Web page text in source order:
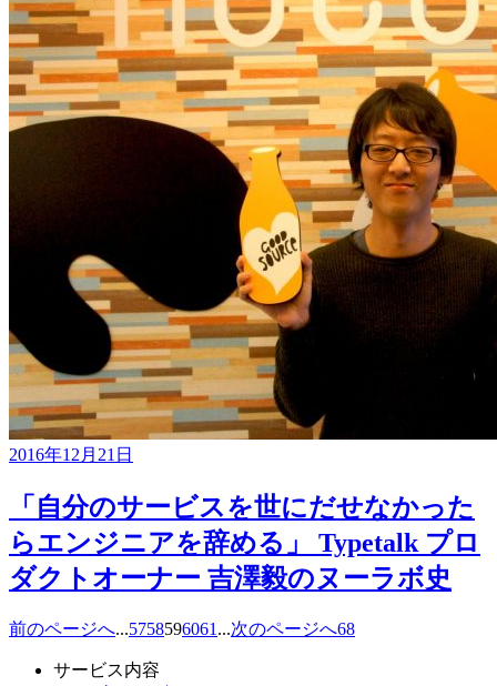
2016年12月21日
「自分のサービスを世にだせなかった
らエンジニアを辞める」 Typetalk プロ
ダクトオーナー 吉澤毅のヌーラボ史
前のページへ...5758596061 ...次のページへ68
サービス内容